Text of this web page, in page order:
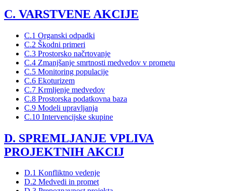
C. VARSTVENE AKCIJE
C.1 Organski odpadki
C.2 Škodni primeri
C.3 Prostorsko načrtovanje
C.4 Zmanjšanje smrtnosti medvedov v prometu
C.5 Monitoring populacije
C.6 Ekoturizem
C.7 Krmljenje medvedov
C.8 Prostorska podatkovna baza
C.9 Modeli upravljanja
C.10 Intervencijske skupine
D. SPREMLJANJE VPLIVA
PROJEKTNIH AKCIJ
D.1 Konfliktno vedenje
D.2 Medvedi in promet